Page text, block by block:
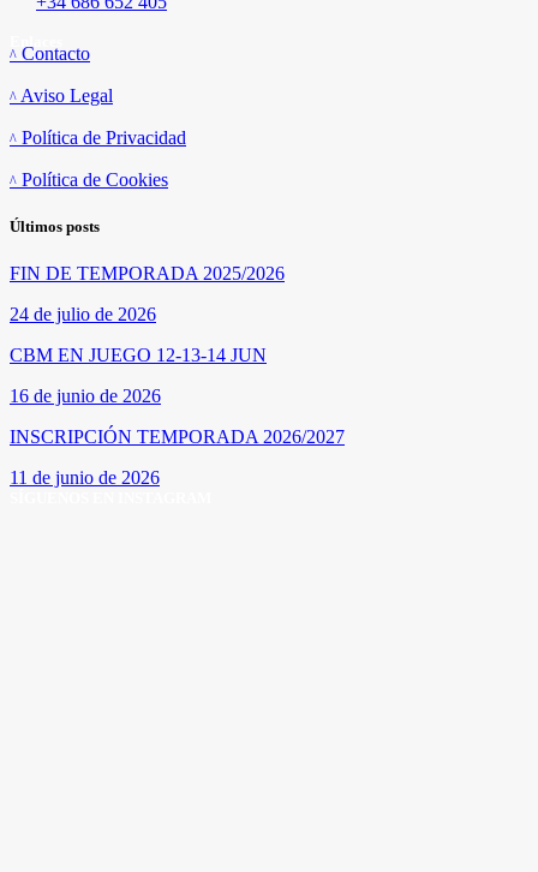
Contacto
Aviso Legal
Política de Privacidad
Política de Cookies
Últimos posts
FIN DE TEMPORADA 2025/2026
24 de julio de 2026
CBM EN JUEGO 12-13-14 JUN
16 de junio de 2026
INSCRIPCIÓN TEMPORADA 2026/2027
11 de junio de 2026